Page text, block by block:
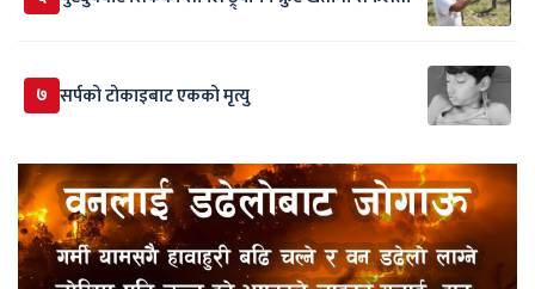
७ सर्पकाे टाेकाइबाट एकको मृत्यु